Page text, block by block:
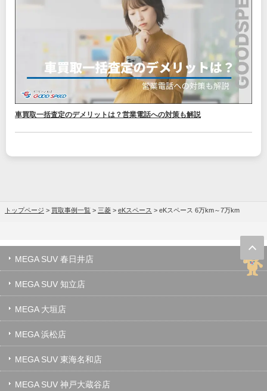
車買取一括査定のデメリットは？営業電話への対策も解説
トップページ > 買取事例一覧 > 三菱 > eKスペース > eKスペース 6万km～7万km
MEGA SUV 春日井店
MEGA SUV 知立店
MEGA 大垣店
MEGA 浜松店
MEGA SUV 東海名和店
MEGA SUV 神戸大蔵谷店